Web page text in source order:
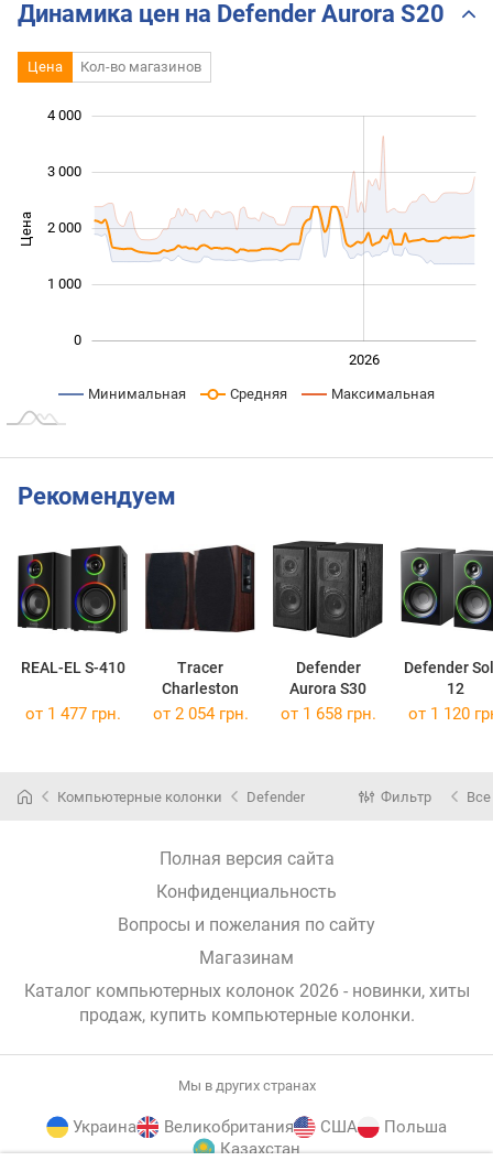
Динамика цен на Defender Aurora S20
Цена Кол-во магазинов
Цена 1 000
0
1 000
2 000
3 000
4 000
2026
Минимальная Средняя Максимальная
Рекомендуем
REAL-EL S-410
Tracer
Charleston
Defender
Aurora S30
Defender
12
от 1 477 грн. от 2 054 грн. от 1 658 грн. от 1 120
Компьютерные колонки Defender Фильтр
Полная версия сайта
Конфиденциальность
Вопросы и пожелания по сайту
Магазинам
Каталог компьютерных колонок 2026 - новинки, хиты
продаж, купить компьютерные колонки.
Мы в других странах
Украина Великобритания США
Польша
Казахстан